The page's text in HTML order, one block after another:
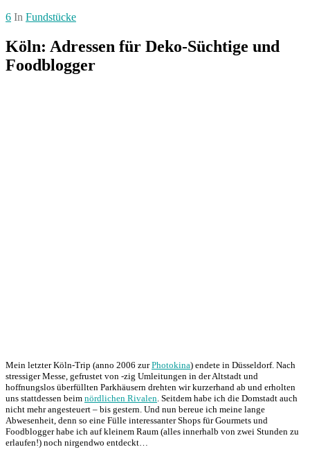
6 In Fundstücke
Köln: Adressen für Deko-Süchtige und
Foodblogger
Mein letzter Köln-Trip (anno 2006 zurPhotokina) endete in Düsseldorf. Nach
stressiger Messe, gefrustet von -zig Umleitungen in der Altstadt und
hoffnungslos überfüllten Parkhäusern drehten wir kurzerhand ab und erholten
uns stattdessen beim nördlichen Rivalen . Seitdem habe ich die Domstadt auch
nicht mehr angesteuert – bis gestern. Und nun bereue ich meine lange
Abwesenheit, denn so eine Fülle interessanter Shops für Gourmets und
Foodblogger habe ich auf kleinem Raum (alles innerhalb von zwei Stunden zu
erlaufen!) noch nirgendwo entdeckt…